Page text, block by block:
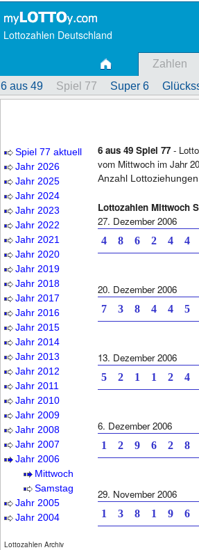
Lottozahlen Deutschland
Zahlen
6 aus 49
Spiel 77 Super 6
Spiel 77 aktuell
Jahr 2026
Jahr 2025
Jahr 2024
Jahr 2023
Jahr 2022
Jahr 2021
Jahr 2020
Jahr 2019
Jahr 2018
Jahr 2017
Jahr 2016
Jahr 2015
Jahr 2014
Jahr 2013
Jahr 2012
Jahr 2011
Jahr 2010
Jahr 2009
Jahr 2008
Jahr 2007
Jahr 2006
Mittwoch
Samstag
Jahr 2005
Jahr 2004
Lottozahlen Archiv
6 aus 49 Spiel 77 -
vom Mittwoch im Jahr
Anzahl
Lottozahlen Mittwoch
27. Dezember 2006
4 8 6 2 4 4
20. Dezember 2006
7 3 8 4 4 5
13. Dezember 2006
5 2 1 1 2 4
6. Dezember 2006
1 2 9 6 2 8
29. November 2006
1 3 8 1 9 6